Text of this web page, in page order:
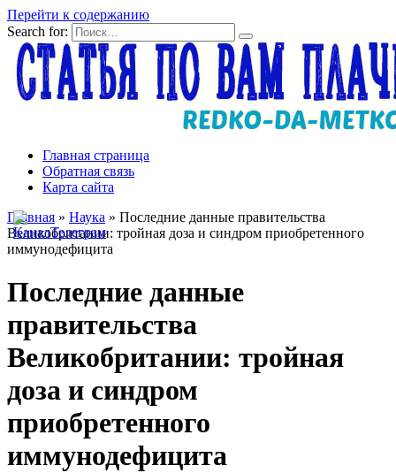
Перейти к содержанию
Search for:
Главная страница
Обратная связь
Карта сайта
Главная » Наука » Последние данные правительства
Великобритании: тройная доза и синдром приобретенного
иммунодефицита
Последние данные
правительства
Великобритании: тройная
доза и синдром
приобретенного
иммунодефицита